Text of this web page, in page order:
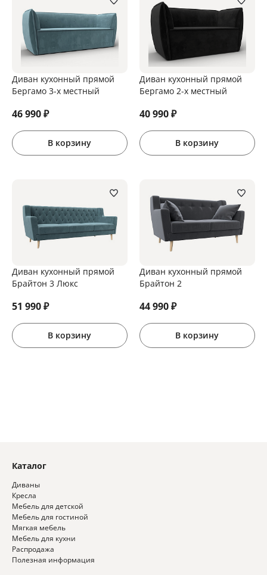
Диван кухонный прямой
Бергамо 3-х местный
46 990₽
В корзину
Диван кухонный прямой
Бергамо 2-х местный
40 990₽
В корзину
Диван кухонный прямой
Брайтон 3 Люкс
51 990₽
В корзину
Диван кухонный прямой
Брайтон 2
44 990₽
В корзину
Каталог
Диваны
Кресла
Мебель для детской
Мебель для гостиной
Мягкая мебель
Мебель для кухни
Распродажа
Полезная информация